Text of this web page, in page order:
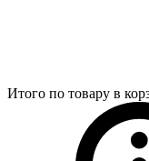
Итого по товару в